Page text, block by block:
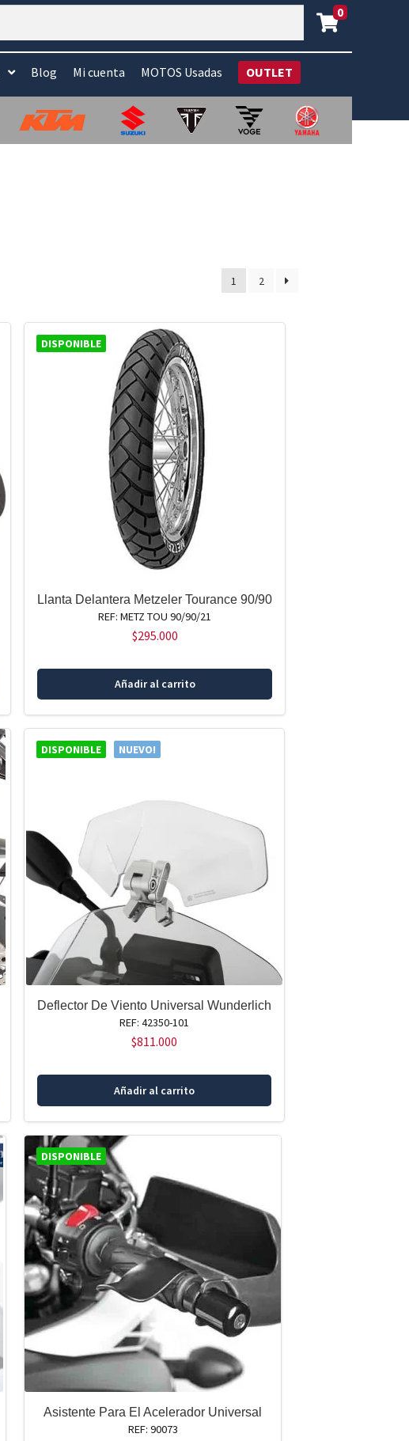
0
Blog Mi cuenta MOTOS Usadas OUTLET
1 2
DISPONIBLE
Llanta Delantera Metzeler Tourance 90/90
REF: METZ TOU 90/90/21
$295.000
Añadir al carrito
DISPONIBLE NUEVO!
Deflector De Viento Universal Wunderlich
REF: 42350-101
$811.000
Añadir al carrito
DISPONIBLE
Asistente Para El Acelerador Universal
REF: 90073